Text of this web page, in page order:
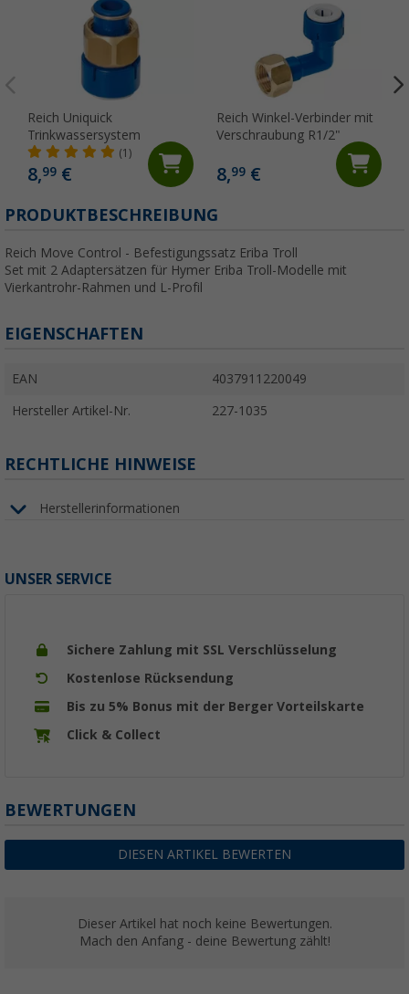
Reich Uniquick
Trinkwassersystem
(1)
8,99 €
Reich Winkel-Verbinder mit
Verschraubung R1/2"
8,99€
PRODUKTBESCHREIBUNG
Reich Move Control - Befestigungssatz Eriba Troll
Set mit 2 Adaptersätzen für Hymer Eriba Troll-Modelle mit
Vierkantrohr-Rahmen und L-Profil
EIGENSCHAFTEN
EAN 4037911220049
Hersteller Artikel-Nr. 227-1035
RECHTLICHE HINWEISE
Herstellerinformationen
UNSER SERVICE
Sichere Zahlung mit SSL Verschlüsselung
Kostenlose Rücksendung
Bis zu 5% Bonus mit der Berger Vorteilskarte
Click & Collect
BEWERTUNGEN
DIESEN ARTIKEL BEWERTEN
Dieser Artikel hat noch keine Bewertungen.
Mach den Anfang - deine Bewertung zählt!